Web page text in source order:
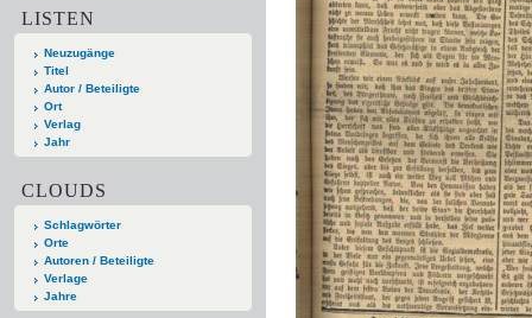
LISTEN
Neuzugänge
Titel
Autor / Beteiligte
Ort
Verlag
Jahr
CLOUDS
Schlagwörter
Orte
Autoren / Beteiligte
Verlage
Jahre